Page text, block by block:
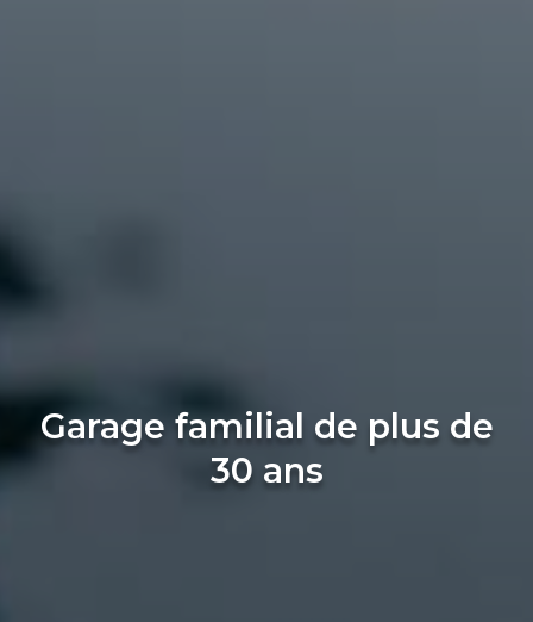
Garage familial de plus de
30 ans